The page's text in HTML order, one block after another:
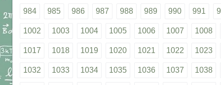
984 985 986 987 988 989 990 991
1002 1003 1004 1005 1006 1007 1008
1017 1018 1019 1020 1021 1022 1023
1032 1033 1034 1035 1036 1037 1038